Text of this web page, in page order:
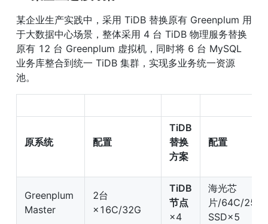
某企业生产实践中，采用 TiDB 替换原有 Greenplum 用
于大数据中心场景，整体采用 4 台 TiDB 物理服务替换
原有 12 台 Greenplum 虚拟机，同时将 6 台 MySQL
业务库整合到统一 TiDB 集群，实现多业务统一资源
池。
原系统 配置
TiDB
替换
方案
配置
Greenplum
Master
2台
×16C/32G
TiDB
节点
×4
海光芯
片/64C/
SSD×5